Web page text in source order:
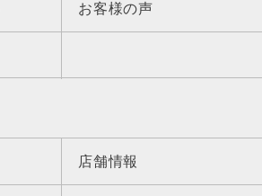
お客様の声
店舗情報